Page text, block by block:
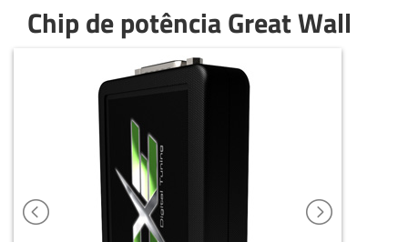
Chip de potência Great Wall